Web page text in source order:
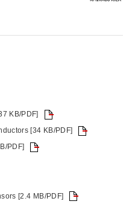
KB/PDF]
[34 KB/PDF]
PDF]
[2.4 MB/PDF]